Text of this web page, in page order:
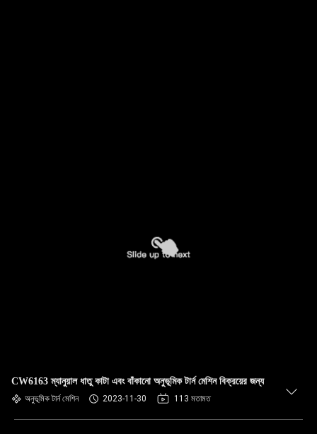
CW6163 ম্যানুয়াল ধাতু কাটা এবং বাঁকানো অনুভূমিক টার্ন মেশিন বিক্রয়ের জন্য
অনুভূমিক টার্ন মেশিন 2023-11-30 113 মতামত